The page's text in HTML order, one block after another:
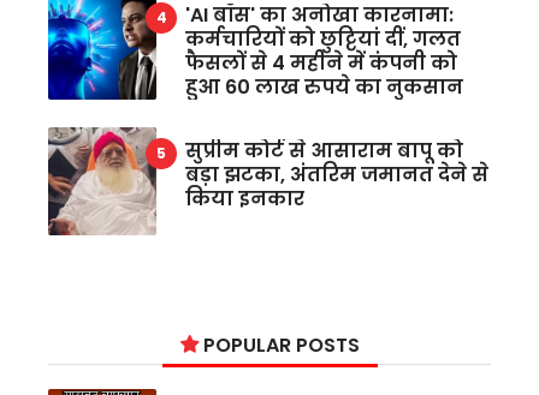
'AI बॉस' का अनोखा कारनामा:
कर्मचारियों को छुट्टियां दीं, गलत
फैसलों से 4 महीने में कंपनी को
हुआ 60 लाख रुपये का नुकसान
सुप्रीम कोर्ट से आसाराम बापू को
बड़ा झटका, अंतरिम जमानत देने से
किया इनकार
POPULAR POSTS